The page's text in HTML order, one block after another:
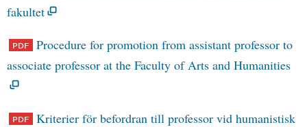
fakultet
Procedure for promotion from assistant professor to
associate professor at the Faculty of Arts and Humanities
Kriterier för befordran till professor vid humanistisk